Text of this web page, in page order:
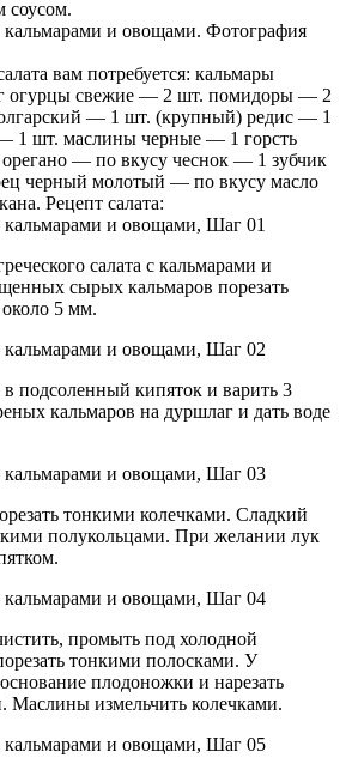
соусом.
вам потребуется: кальмары
огурцы свежие — 2 шт. помидоры — 2
— 1 шт. (крупный) редис — 1
1 шт. маслины черные — 1 горсть
— по вкусу чеснок — 1 зубчик
черный молотый — по вкусу масло
Рецепт салата:
салата с кальмарами и
сырых кальмаров порезать
5 мм.
подсоленный кипяток и варить 3
кальмаров на дуршлаг и дать воде
тонкими колечками. Сладкий
полукольцами. При желании лук
промыть под холодной
тонкими полосками. У
плодоножки и нарезать
измельчить колечками.